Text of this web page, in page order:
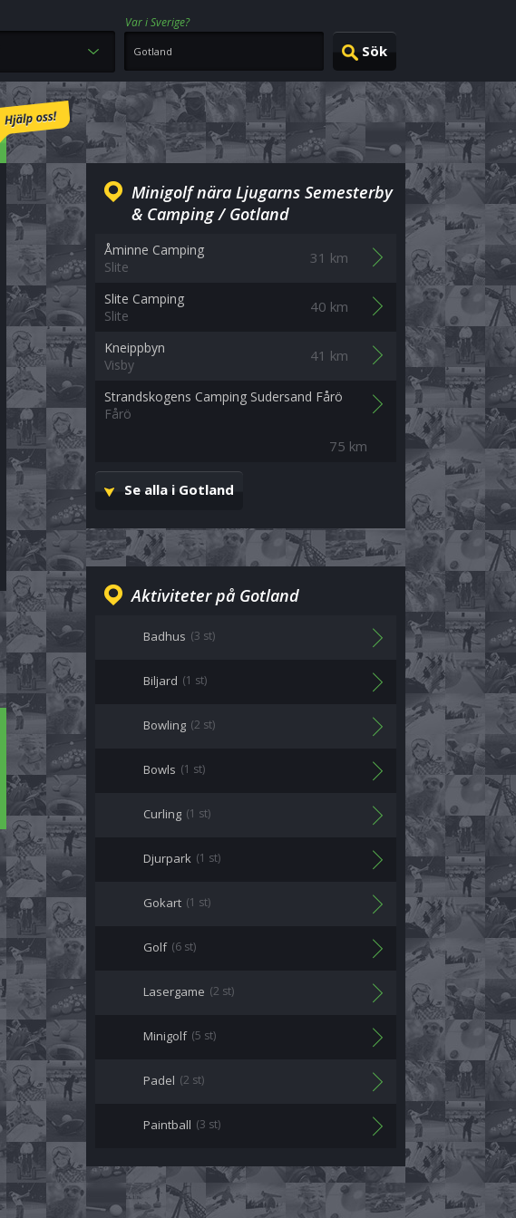
Var i Sverige?
Minigolf nära Ljugarns Semesterby
& Camping / Gotland
Åminne Camping
Slite
31 km
Slite Camping
Slite
40 km
Kneippbyn
Visby
41 km
Strandskogens Camping Sudersand Fårö
Fårö
75 km
Se alla i Gotland
Aktiviteter på Gotland
Badhus (3 st)
Biljard (1 st)
Bowling (2 st)
Bowls (1 st)
Curling (1 st)
Djurpark (1 st)
Gokart (1 st)
Golf (6 st)
Lasergame (2 st)
Minigolf (5 st)
Padel (2 st)
Paintball (3 st)